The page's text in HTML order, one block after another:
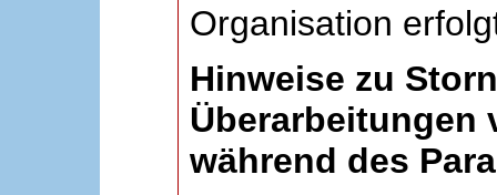
Organisation
Hinweise zu
Überarbeitungen
während des